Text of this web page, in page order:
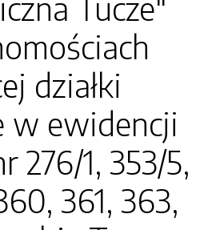
Tucze"
działki
w ewidencji
276/1, 353/5,
361, 363,